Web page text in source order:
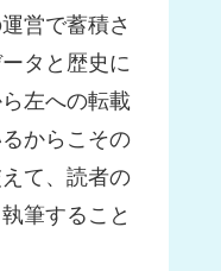
営で蓄積さ
タと歴史に
左への転載
からこその
て、読者の
筆すること